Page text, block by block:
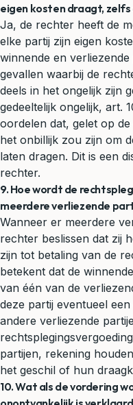
eigen kosten draagt, zelfs
Ja, de rechter heeft de
elke partij zijn eigen
winnende en
gevallen waarbij de
deels in het ongelijk zijn
gedeeltelijk ongelijk, art.
oordelen dat, gelet op
het onbillijk zou zijn om
laten dragen. Dit is een
rechter.
9. Hoe wordt de
meerdere verliezende
Wanneer er meerdere
rechter beslissen dat zij
zijn tot betaling van de
betekent dat de
van één van de
deze partij eventueel
andere verliezende
partijen, rekening
het geschil of hun
10. Wat als de vordering